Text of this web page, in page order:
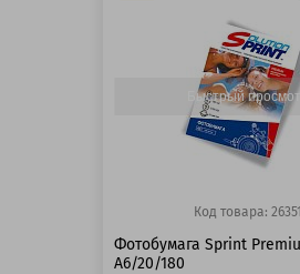
125 баллов
125 баллов
Быстрый просмотр
Код товара: 26351
Фотобумага Sprint
A6/20/180